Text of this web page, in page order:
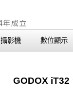
攝影機 數位顯示
GODOX iT32